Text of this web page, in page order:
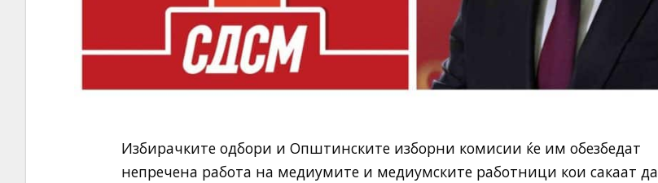
Избирачките одбори и Општинските изборни комисии ќе им обезбедат
непречена работа на медиумите и медиумските работници кои сакаат да